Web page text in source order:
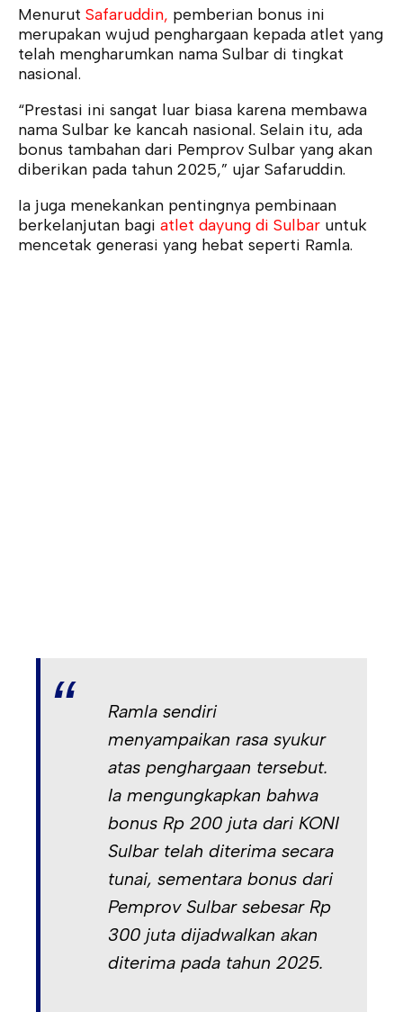
Menurut Safaruddin, pemberian bonus ini
merupakan wujud penghargaan kepada atlet yang
telah mengharumkan nama Sulbar di tingkat
nasional.
“Prestasi ini sangat luar biasa karena membawa
nama Sulbar ke kancah nasional. Selain itu, ada
bonus tambahan dari Pemprov Sulbar yang akan
diberikan pada tahun 2025,” ujar Safaruddin.
Ia juga menekankan pentingnya pembinaan
berkelanjutan bagi atlet dayung di Sulbar untuk
mencetak generasi yang hebat seperti Ramla.
Ramla sendiri
menyampaikan rasa syukur
atas penghargaan tersebut.
Ia mengungkapkan bahwa
bonus Rp 200 juta dari KONI
Sulbar telah diterima secara
tunai, sementara bonus dari
Pemprov Sulbar sebesar Rp
300 juta dijadwalkan akan
diterima pada tahun 2025.